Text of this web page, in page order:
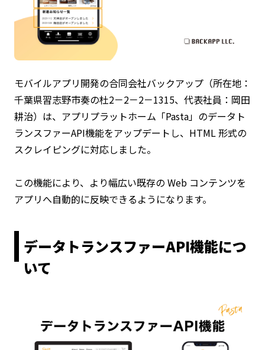
モバイルアプリ開発の合同会社バックアップ（所在地：
千葉県習志野市奏の杜2－2－2－1315、代表社員：岡田
耕治）は、アプリプラットホーム「Pasta」のデータト
ランスファーAPI機能をアップデートし、HTML 形式の
スクレイピングに対応しました。
この機能により、より幅広い既存の Web コンテンツを
アプリへ自動的に反映できるようになります。
データトランスファーAPI機能につ
いて